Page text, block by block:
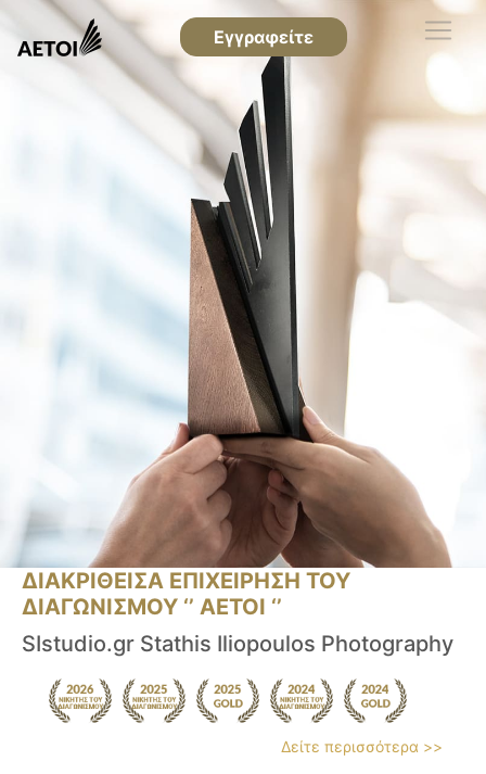
Εγγραφείτε
ΔΙΑΚΡΙΘΕΙΣΑ ΕΠΙΧΕΙΡΗΣΗ ΤΟΥ
ΔΙΑΓΩΝΙΣΜΟΥ ‘’ ΑΕΤΟΙ ‘’
SIstudio.gr Stathis Iliopoulos Photography
Δείτε περισσότερα >>